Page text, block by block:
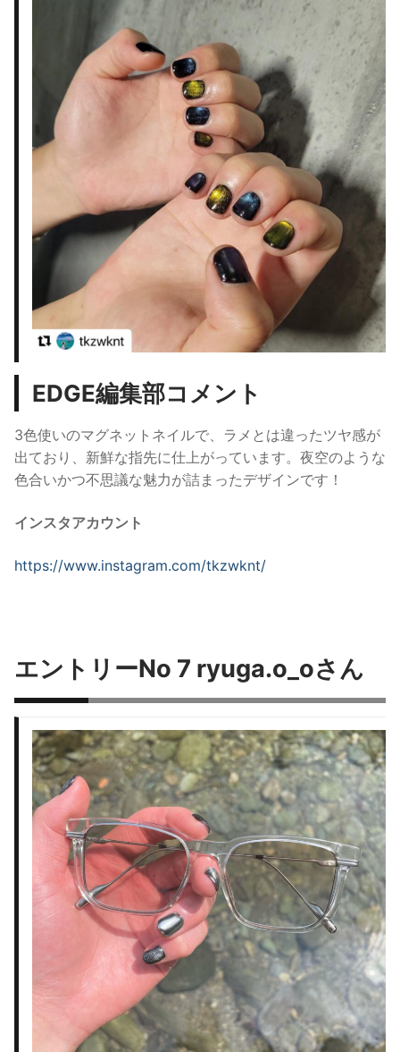
EDGE編集部コメント
3色使いのマグネットネイルで、 ラメとは違ったツヤ感が
出ており、新鮮な指先に仕上がっています。 夜空のような
色合いかつ不思議な魅力が詰まったデザインです！
インスタアカウント
https://www.instagram.com/tkzwknt/
エントリーNo 7 ryuga.o_oさん